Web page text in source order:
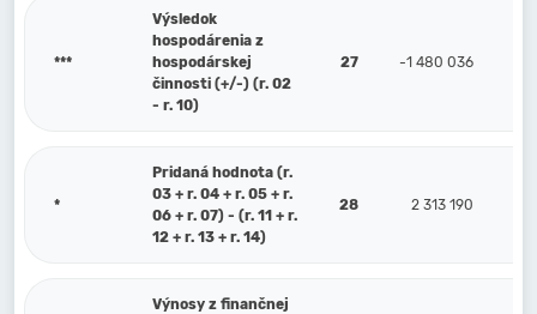
***
Výsledok
hospodárenia z
hospodárskej
činnosti (+/-) (r. 02
- r. 10)
27 -1 480 036
*
Pridaná hodnota (r.
03 + r. 04 + r. 05 + r.
06 + r. 07) - (r. 11 + r.
12 + r. 13 + r. 14)
28 2 313 190
Výnosy z finančnej